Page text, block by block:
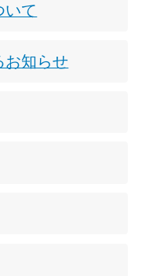
いて
お知らせ